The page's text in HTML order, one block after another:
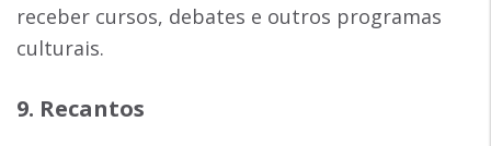
receber cursos, debates e outros programas
culturais.
9. Recantos